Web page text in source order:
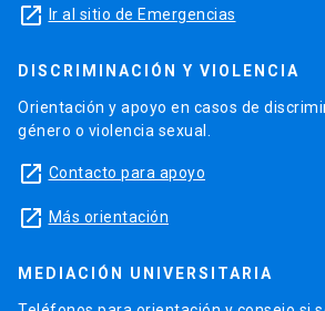
launch Ir al sitio de Emergencias
DISCRIMINACIÓN Y VIOLENCIA
Orientación y apoyo en casos de
género o violencia sexual.
launch Contacto para apoyo
launch Más orientación
MEDIACIÓN UNIVERSITARIA